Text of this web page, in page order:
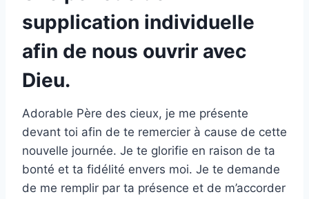
supplication individuelle
afin de nous ouvrir avec
Dieu.
Adorable Père des cieux, je me présente
devant toi afin de te remercier à cause de cette
nouvelle journée. Je te glorifie en raison de ta
bonté et ta fidélité envers moi. Je te demande
de me remplir par ta présence et de m’accorder